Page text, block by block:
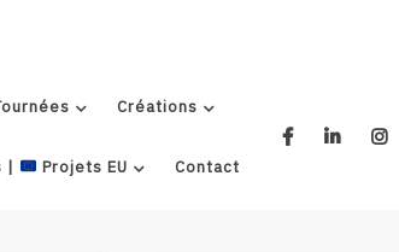
Créations
| Projets EU Contact